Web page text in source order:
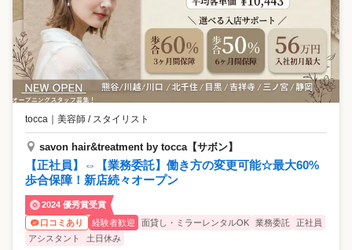
tocca 美容師 / スタイリスト
savon hair&treatment by tocca【サボン】
【正社員】⇔【業務委託】働き方の変更可能☆最大60%
歩合保障！新店続々オープン
2024 優秀賞受賞
口コミあり
経験者歓迎 面貸し・ミラーレンタルOK 業務委託
正社員
アシスタント
土日休み